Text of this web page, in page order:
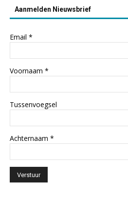
Aanmelden Nieuwsbrief
Email *
Voornaam *
Tussenvoegsel
Achternaam *